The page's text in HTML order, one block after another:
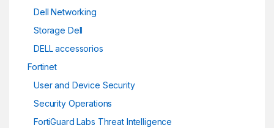
Dell Networking
Storage Dell
DELL accessorios
Fortinet
User and Device Security
Security Operations
FortiGuard Labs Threat Intelligence